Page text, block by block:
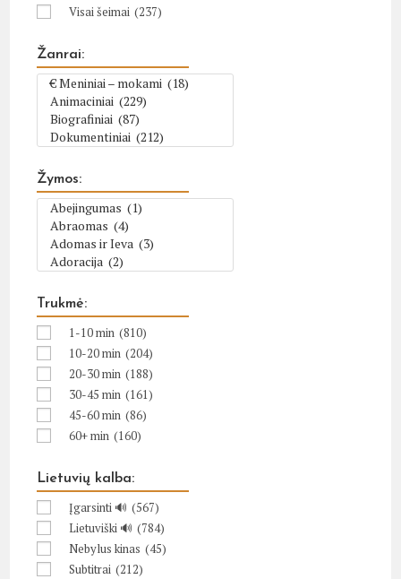
Visai šeimai (237)
Žanrai:
Žymos:
Trukmė:
1-10 min (810)
10-20 min (204)
20-30 min (188)
30-45 min (161)
45-60 min (86)
60+ min (160)
Lietuvių kalba:
Įgarsinti 🔊 (567)
Lietuviški 🔊 (784)
Nebylus kinas (45)
Subtitrai (212)